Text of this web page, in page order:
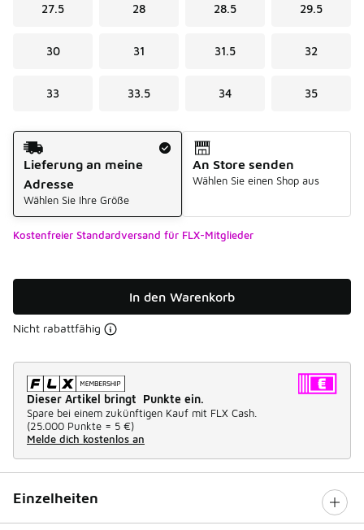
27.5 28 28.5 29.5
30 31 31.5 32
33 33.5 34 35
Versandart
Lieferung an meine
Adresse
Wählen Sie Ihre Größe
An Store senden
Wählen Sie einen Shop aus
Kostenfreier Standardversand für FLX-Mitglieder
In den Warenkorb
Nicht rabattfähig
Dieser Artikel bringt Punkte ein.
Spare bei einem zukünftigen Kauf mit FLX Cash.
(25.000 Punkte = 5 €)
Melde dich kostenlos an
Einzelheiten